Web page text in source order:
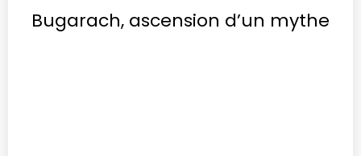
Bugarach, ascension d’un mythe